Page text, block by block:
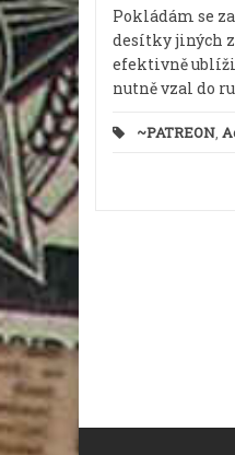
More
Pokládám se
desítky jiných
efektivně
nutně vzal do
~PATREON,